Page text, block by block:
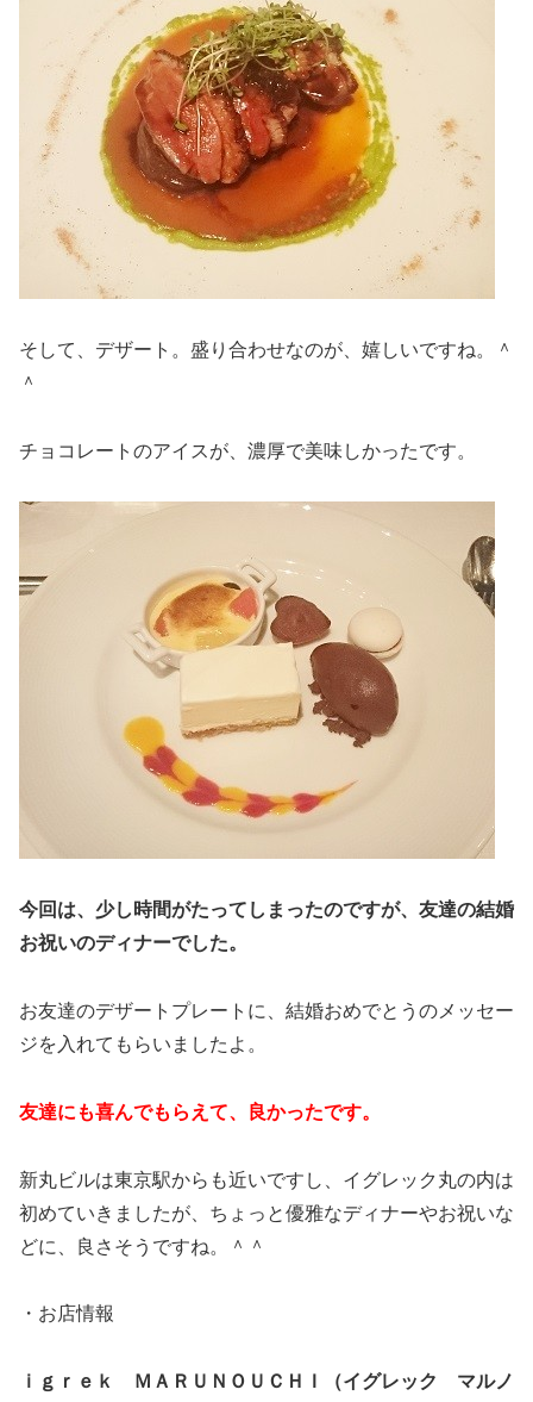
そして、デザート。盛り合わせなのが、嬉しいですね。＾
＾
チョコレートのアイスが、濃厚で美味しかったです。
今回は、少し時間がたってしまったのですが、友達の結婚
お祝いのディナーでした。
お友達のデザートプレートに、結婚おめでとうのメッセー
ジを入れてもらいましたよ。
友達にも喜んでもらえて、良かったです。
新丸ビルは東京駅からも近いですし、イグレック丸の内は
初めていきましたが、ちょっと優雅なディナーやお祝いな
どに、良さそうですね。＾＾
・お店情報
ｉｇｒｅｋ ＭＡＲＵＮＯＵＣＨＩ（イグレック マルノ